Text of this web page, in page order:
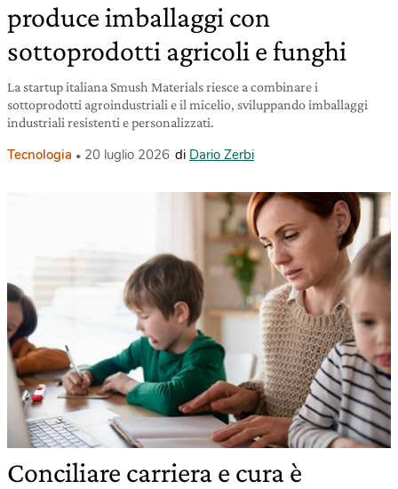
produce imballaggi con
sottoprodotti agricoli e funghi
La startup italiana Smush Materials riesce a combinare i
sottoprodotti agroindustriali e il micelio, sviluppando imballaggi
industriali resistenti e personalizzati.
Tecnologia 20 luglio 2026 di Dario Zerbi
Conciliare carriera e cura è